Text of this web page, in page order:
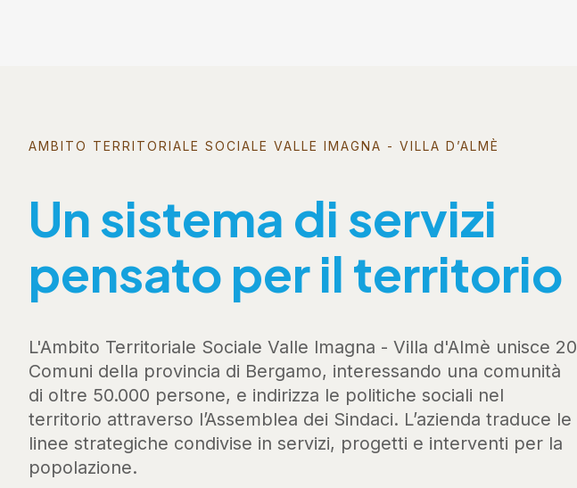
AMBITO TERRITORIALE SOCIALE VALLE IMAGNA - VILLA D’ALMÈ
Un sistema di servizi
pensato per il territorio
L'Ambito Territoriale Sociale Valle Imagna - Villa d'Almè unisce 20
Comuni della provincia di Bergamo, interessando una comunità
di oltre 50.000 persone, e indirizza le politiche sociali nel
territorio attraverso l’Assemblea dei Sindaci. L’azienda traduce le
linee strategiche condivise in servizi, progetti e interventi per la
popolazione.